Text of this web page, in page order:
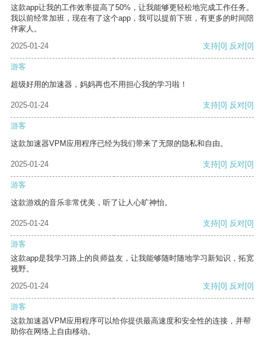
这款app让我的工作效率提高了50%，让我能够更轻松地完成工作任务。
我以前经常加班，现在有了这个app，我可以提前下班，有更多的时间陪
伴家人。
2025-01-24
支持[0] 反对[0]
游客
超级好用的加速器，妈妈再也不用担心我的学习啦！
2025-01-24 支持[0] 反对[0]
游客
这款加速器VPM应用程序已经为我们带来了无限的隐私和自由。
2025-01-24 支持[0] 反对[0]
游客
这款游戏的音乐非常优美，听了让人心旷神怡。
2025-01-24 支持[0] 反对[0]
游客
这款app是我学习路上的良师益友，让我能够随时随地学习新知识，拓宽
视野。
2025-01-24
支持[0] 反对[0]
游客
这款加速器VPM应用程序可以给你提供最高速度和安全性的连接，并帮
助你在网络上自由移动。